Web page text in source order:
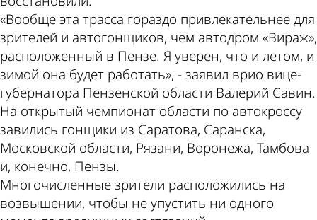
«Вообще эта трасса гораздо привлекательнее для
зрителей и автогонщиков, чем автодром «Вираж»,
расположенный в Пензе. Я уверен, что и летом, и
зимой она будет работать», - заявил врио вице-
губернатора Пензенской области Валерий Савин.
На открытый чемпионат области по автокроссу
завились гонщики из Саратова, Саранска,
Московской области, Рязани, Воронежа, Тамбова
и, конечно, Пензы.
Многочисленные зрители расположились на
возвышении, чтобы не упустить ни одного